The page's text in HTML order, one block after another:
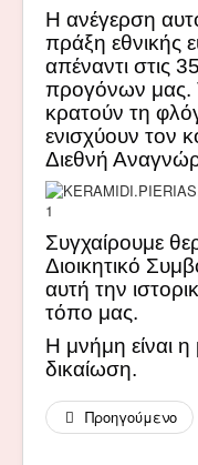
Η ανέγερση
πράξη εθνικής
απέναντι στις
προγόνων μας.
κρατούν τη
ενισχύουν τον
Διεθνή
Συγχαίρουμε
Διοικητικό
αυτή την
τόπο μας.
Η μνήμη είναι
δικαίωση.
Προηγούμενο